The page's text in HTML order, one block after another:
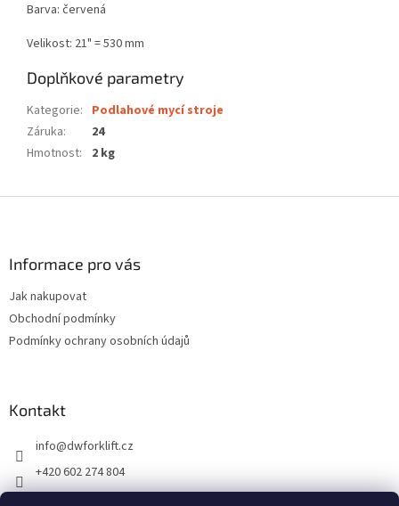
Barva: červená
Velikost: 21" = 530 mm
Doplňkové parametry
Kategorie: Podlahové mycí stroje
Záruka:
24
Hmotnost: 2 kg
Informace pro vás
Jak nakupovat
Obchodní podmínky
Podmínky ochrany osobních údajů
Kontakt
info@dwforklift.cz
+420 602 274 804